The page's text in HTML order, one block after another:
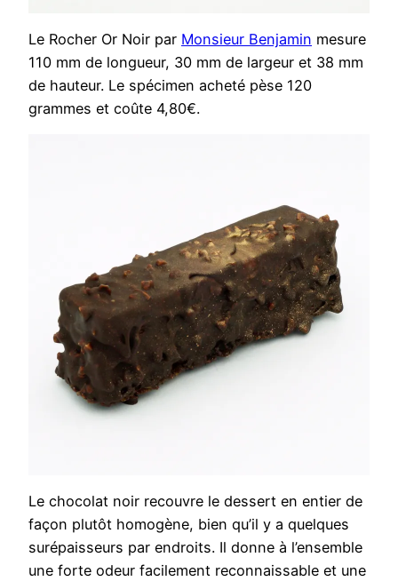
Le Rocher Or Noir par Monsieur Benjamin mesure
110 mm de longueur, 30 mm de largeur et 38 mm
de hauteur. Le spécimen acheté pèse 120
grammes et coûte 4,80€.
Le chocolat noir recouvre le dessert en entier de
façon plutôt homogène, bien qu’il y a quelques
surépaisseurs par endroits. Il donne à l’ensemble
une forte odeur facilement reconnaissable et une